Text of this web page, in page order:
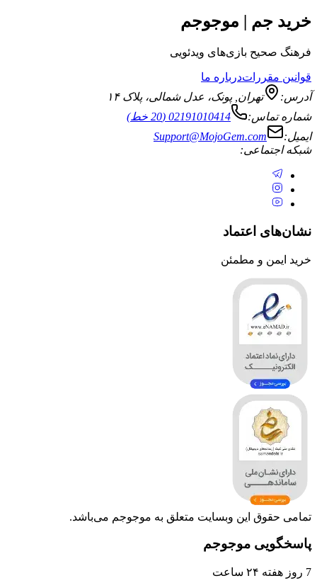
خرید جم | موجوجم
فرهنگ صحیح بازی‌های ویدئویی
قوانین مقرراتدرباره ما
آدرس:
تهران ,پونک، عدل شمالی، پلاک ۱۴
شماره تماس:
02191010414 (20 خط)
ایمیل:
Support@MojoGem.com
شبکه اجتماعی:
نشان‌های اعتماد
خرید ایمن و مطمئن
تمامی حقوق این وبسایت متعلق به موجوجم می‌باشد.
پاسخگویی موجوجم
7 روز هفته ۲۴ ساعت